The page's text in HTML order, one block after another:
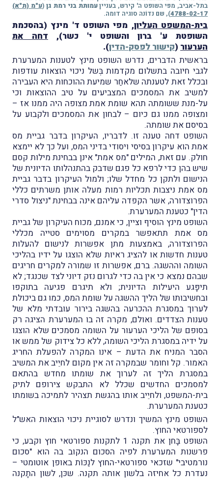
בתל-אביב, מפי השופט ה' קירש, בענייןעמותת בני רמת גן (ע"מ (ת"א)
4788-02-17), שם נדוֹנה סוגיה דומה.
בית-המשפט העליון, מפי השופט ד' מינץ (בהסכמת
השופטת ע' ברון והשופט י' כשר), דחה את
הערעור (קישור לפסק-הדין).
בראשית הדברים, נדרש השופט מינץ לטענות המערערת
לגבי חיובה בתשלום מקדמות בְּשל ניכוי הוצאות עודפות
ובכלל זאת לטענתה שלאחַר שמיעת ההוכחות היא העבירה
למשיב את המסמכים המצביעים על טיב ההוצאות וכי
על-מנת ששומתה תהא שומת אמת מצופה היה ממנו אז –
ומצופה ממנו גם כיום – לבחון את המסמכים ולקבוע על
בסיסם את שומתה.
השופט דחה טענה זו. לדבריו, העיקרון בדבר גביית מס
אמת הוא עיקרון בסיסי ויסודי בדיני המס, ועל כך לא יימצא
חולק. עם זאת, המילים "מס אמת" אינן בבחינת מילות קסם
שיש בהן כדי לרפא כל פגם שדבק בהתנהלותו הדיונית של
הנישום ולתקן כל מחדל שלו; ולמול העיקרון בדבר גביית
מס אמת ניצבות תכליות רמות מעלה אותן משרתים כללי
הפרוצדורה, אשר הקפדה עליהם אינה בבחינת "ניצול סדרי
הדין" כטענת המערערת.
השופט מינץ הוסיף וציין, כי אמנם, מכוח העיקרון של גביית
מס אמת תתאפשר במקרים מסוימים סטייה מכללי
הפרוצדורה, באמצעות מתן אפשרות לנישום להעלות
טענות חדשות או להציג ראיות שלא הוצגו על ידיו בהליכי
השומה וההשגה. ברם, אפשרות זו שמורה למקרים חריגים
שבהם נמצא כי אין בה כדי לגרום נזק דיוני לצד שכנגד; לא
תיפָּגע היעילות הדיונית; ולא תיגרם פגיעה בתוקפו
ובחשיבותו של הליך ההשגה על שומת המס, כמו גם ביכולת
לערוך במסגרת ההכרעה בהשגה בירור עובדתי מלא של
טענות הצדדים. ואולם, מקרה זה בו המערערת הציגה רק
בסופם של הליכי הערעור על השומה מסמכים שלא הוצגו
על ידיה במסגרת הליכי השומה, ללא כל צידוק של ממש או
הסבר המניח את הדעת – אינו המקרה להפעלת החריג
האמור. קל וחומר שבמקרה זה אין מקום לחיֵיב את המשיב
במסגרת הליך זה לערוך את שומתו מחדש בהתאם
למסמכים החדשים שכלל לא התבקש צירופם לתיק
בית-המשפט, ולחיֵיב אותו בהגשת תצהיר לתמיכה בשומתו
כטענת המערערת.
השופט מינץ המשיך ונדרש לסוגיית ניכוי הוצאות האש"ל
לספורטאי החוץ.
השופט בָּחן את תקנה 1 לתקנות ספורטאי חוץ וקבע, כי
פרשנות המערערת לפיה הסכום הנקוב בה הוא "סכום
נורמטיבי" שזכאי ספורטאי-החוץ לנַכּוֹת באופן אוטומטי –
נעדרת כל אחיזה בלשון אותה תקנה. שכּן, לשון התָקנה